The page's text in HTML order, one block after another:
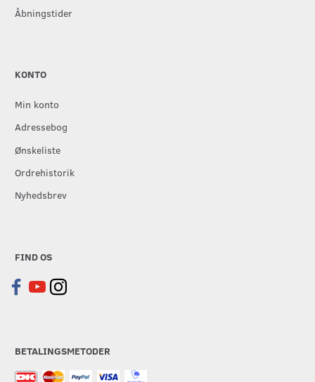
Åbningstider
KONTO
Min konto
Adressebog
Ønskeliste
Ordrehistorik
Nyhedsbrev
FIND OS
BETALINGSMETODER